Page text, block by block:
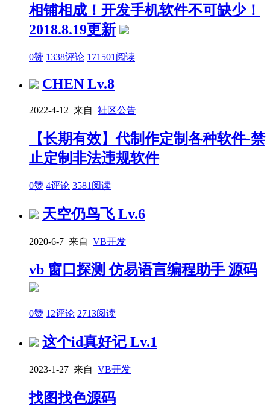
相铺相成！开发手机软件不可缺少！
2018.8.19更新
0赞 1338评论 171501阅读
CHEN Lv.8
2022-4-12 来自 社区公告
【长期有效】代制作定制各种软件-禁
止定制非法违规软件
0赞 4评论 3581阅读
天空仍鸟飞 Lv.6
2020-6-7 来自 VB开发
vb 窗口探测 仿易语言编程助手 源码
0赞 12评论 2713阅读
这个id真好记 Lv.1
2023-1-27 来自 VB开发
找图找色源码